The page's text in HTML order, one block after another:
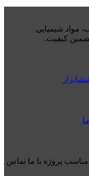
مواد شیمیایی
کیفیت.
ابزار
پروژه با ما تماس